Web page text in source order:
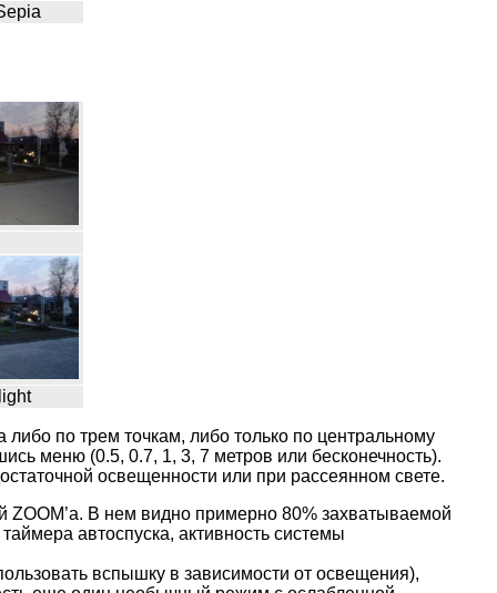
по трем точкам, либо только по центральному
меню (0.5, 0.7, 1, 3, 7 метров или бесконечность).
освещенности или при рассеянном свете.
ZOOM’а. В нем видно примерно 80% захватываемой
автоспуска, активность системы
вспышку в зависимости от освещения),